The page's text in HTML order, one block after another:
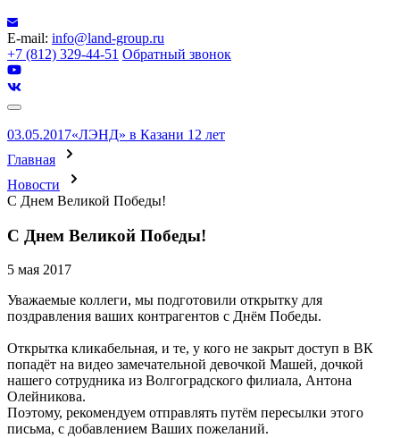
E-mail: info@land-group.ru
+7 (812) 329-44-51 Обратный звонок
03.05.2017«ЛЭНД» в Казани 12 лет
Главная
Новости
С Днем Великой Победы!
С Днем Великой Победы!
5 мая 2017
Уважаемые коллеги, мы подготовили открытку для
поздравления ваших контрагентов с Днём Победы.
Открытка кликабельная, и те, у кого не закрыт доступ в ВК
попадёт на видео замечательной девочкой Машей, дочкой
нашего сотрудника из Волгоградского филиала, Антона
Олейникова.
Поэтому, рекомендуем отправлять путём пересылки этого
письма, с добавлением Ваших пожеланий.